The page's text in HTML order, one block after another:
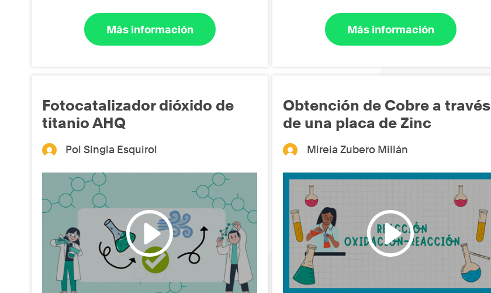
Más información Más información
Fotocatalizador dióxido de
titanio AHQ
Pol Singla Esquirol
Obtención de Cobre a través
de una placa de Zinc
Mireia Zubero Millán